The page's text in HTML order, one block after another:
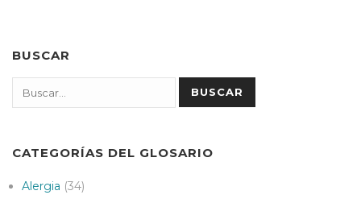
BUSCAR
Search BUSCAR
CATEGORÍAS DEL GLOSARIO
Alergia (34)